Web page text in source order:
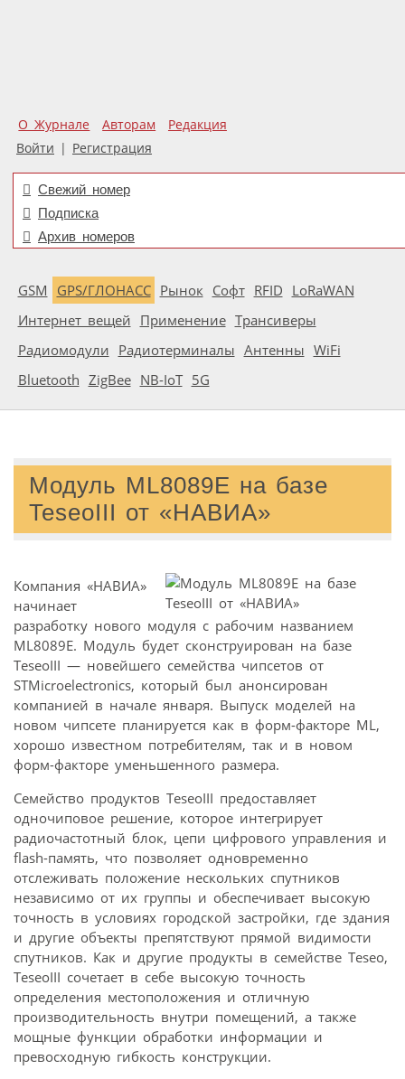
О Журнале Авторам
Редакция
Войти | Регистрация
Свежий номер
Подписка
Архив номеров
GSM GPS/ГЛОНАСС Рынок Софт RFID LoRaWAN
Интернет вещей Применение Трансиверы
Радиомодули Радиотерминалы Антенны WiFi
Bluetooth ZigBee NB-IoT 5G
Модуль ML8089E на базе
TeseoIII от «НАВИА»
Компания «НАВИА»
начинает
разработку нового модуля с рабочим названием
ML8089E. Модуль будет сконструирован на базе
TeseoIII — новейшего семейства чипсетов от
STMicroelectronics, который был анонсирован
компанией в начале января. Выпуск моделей на
новом чипсете планируется как в форм-факторе ML,
хорошо известном потребителям, так и в новом
форм-факторе уменьшенного размера.
Семейство продуктов TeseoIII предоставляет
одночиповое решение, которое интегрирует
радиочастотный блок, цепи цифрового управления и
flash-память, что позволяет одновременно
отслеживать положение нескольких спутников
независимо от их группы и обеспечивает высокую
точность в условиях городской застройки, где здания
и другие объекты препятствуют прямой видимости
спутников. Как и другие продукты в семействе Teseo,
TeseoIII сочетает в себе высокую точность
определения местоположения и отличную
производительность внутри помещений, а также
мощные функции обработки информации и
превосходную гибкость конструкции.